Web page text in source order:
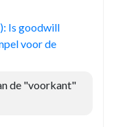
Is goodwill
voor de
de "voorkant"